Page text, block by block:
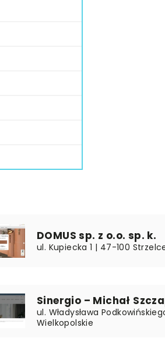
DOMUS sp. z o.o. sp. k.
ul. Kupiecka 1 | 47-100
Sinergio – Michał
ul. Władysława
Wielkopolskie